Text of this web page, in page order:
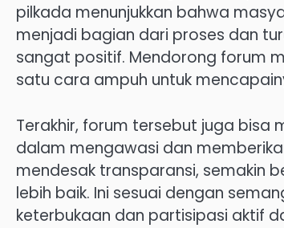
pilkada menunjukkan bahwa
menjadi bagian dari proses dan
sangat positif. Mendorong forum
satu cara ampuh untuk
Terakhir, forum tersebut juga bisa
dalam mengawasi dan
mendesak transparansi, semakin
lebih baik. Ini sesuai dengan
keterbukaan dan partisipasi aktif